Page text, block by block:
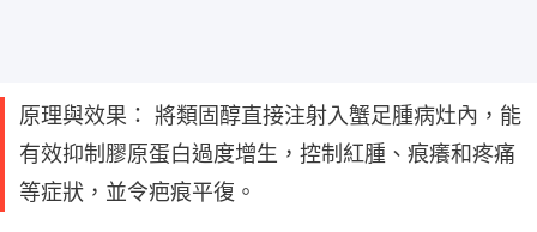
原理與效果： 將類固醇直接注射入蟹足腫病灶內，能
有效抑制膠原蛋白過度增生，控制紅腫、痕癢和疼痛
等症狀，並令疤痕平復。